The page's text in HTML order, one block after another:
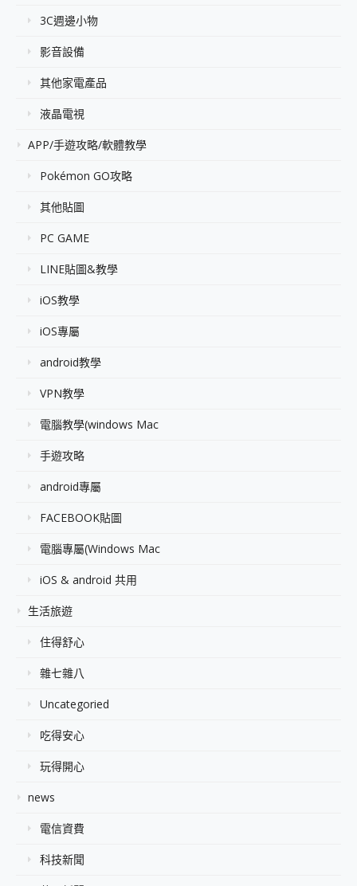
3C週邊小物
影音設備
其他家電產品
液晶電視
APP/手遊攻略/軟體教學
Pokémon GO攻略
其他貼圖
PC GAME
LINE貼圖&教學
iOS教學
iOS專屬
android教學
VPN教學
電腦教學(windows Mac
手遊攻略
android專屬
FACEBOOK貼圖
電腦專屬(Windows Mac
iOS & android 共用
生活旅遊
住得舒心
雜七雜八
Uncategoried
吃得安心
玩得開心
news
電信資費
科技新聞